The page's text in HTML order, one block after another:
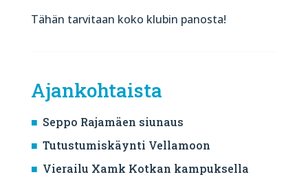
Tähän tarvitaan koko klubin panosta!
Ajankohtaista
Seppo Rajamäen siunaus
Tutustumiskäynti Vellamoon
Vierailu Xamk Kotkan kampuksella